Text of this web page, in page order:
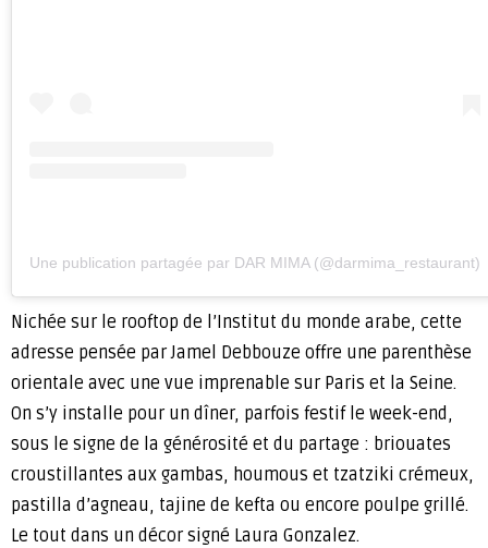
Une publication partagée par DAR MIMA (@darmima_restaurant)
Nichée sur le rooftop de l’Institut du monde arabe, cette
adresse pensée par Jamel Debbouze offre une parenthèse
orientale avec une vue imprenable sur Paris et la Seine.
On s’y installe pour un dîner, parfois festif le week-end,
sous le signe de la générosité et du partage : briouates
croustillantes aux gambas, houmous et tzatziki crémeux,
pastilla d’agneau, tajine de kefta ou encore poulpe grillé.
Le tout dans un décor signé Laura Gonzalez.